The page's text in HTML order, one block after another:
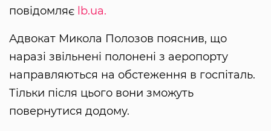
повідомляє lb.ua.
Адвокат Микола Полозов пояснив, що
наразі звільнені полонені з аеропорту
направляються на обстеження в госпіталь.
Тільки після цього вони зможуть
повернутися додому.